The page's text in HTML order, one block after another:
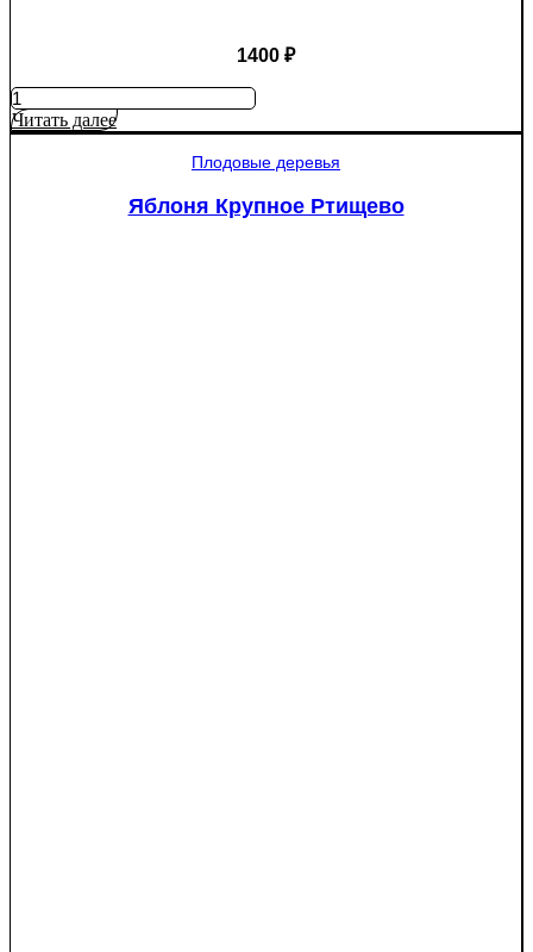
1400 ₽
Количество
товара
Яблоня
Читать далее
Плодовые деревья
Яблоня Крупное Ртищево